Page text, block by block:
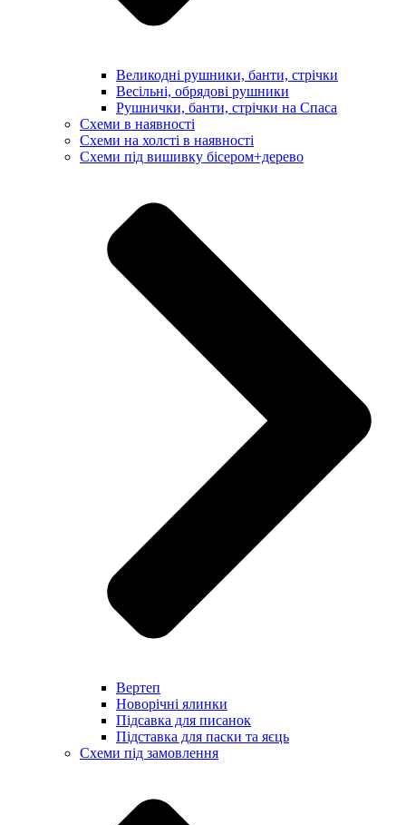
Великодні рушники, банти, стрічки
Весільні, обрядові рушники
Рушнички, банти, стрічки на Спаса
Схеми в наявності
Схеми на холсті в наявності
Схеми під вишивку бісером+дерево
Вертеп
Новорічні ялинки
Підсавка для писанок
Підставка для паски та яєць
Схеми під замовлення